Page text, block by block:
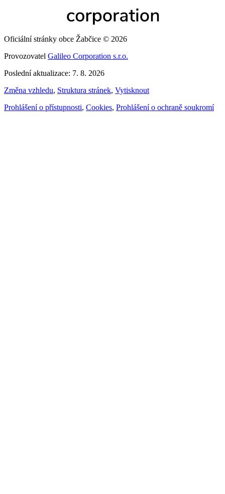
Oficiální stránky obce Žabčice © 2026
Provozovatel Galileo Corporation s.r.o.
Poslední aktualizace: 7. 8. 2026
Změna vzhledu, Struktura stránek, Vytisknout
Prohlášení o přístupnosti, Cookies, Prohlášení o ochraně soukromí